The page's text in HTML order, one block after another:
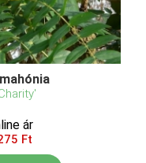
ár
Ft